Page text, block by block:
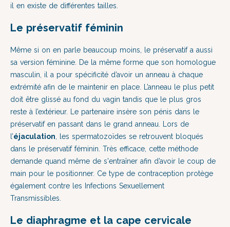
il en existe de différentes tailles.
Le préservatif féminin
Même si on en parle beaucoup moins, le préservatif a aussi
sa version féminine. De la même forme que son homologue
masculin, il a pour spécificité d’avoir un anneau à chaque
extrémité afin de le maintenir en place. L’anneau le plus petit
doit être glissé au fond du vagin tandis que le plus gros
reste à l’extérieur. Le partenaire insère son pénis dans le
préservatif en passant dans le grand anneau. Lors de
l’éjaculation , les spermatozoïdes se retrouvent bloqués
dans le préservatif féminin. Très efficace, cette méthode
demande quand même de s'entraîner afin d’avoir le coup de
main pour le positionner. Ce type de contraception protège
également contre les Infections Sexuellement
Transmissibles.
Le diaphragme et la cape cervicale